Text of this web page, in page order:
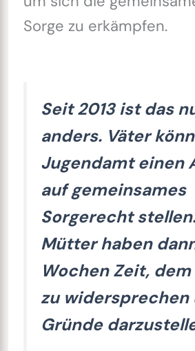
Sorge zu erkämpfen.
Seit 2013 ist das
anders. Väter
Jugendamt einen
auf gemeinsames
Sorgerecht
Mütter haben
Wochen Zeit,
zu widersprechen
Gründe